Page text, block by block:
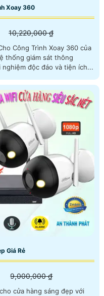
Xoay 360
10,220,000 ₫
Công Trình Xoay 360 của
thống giám sát thông
độc đáo và tiện ích...
Giá Rẻ
9,000,000 ₫
cửa hàng sáng đẹp với